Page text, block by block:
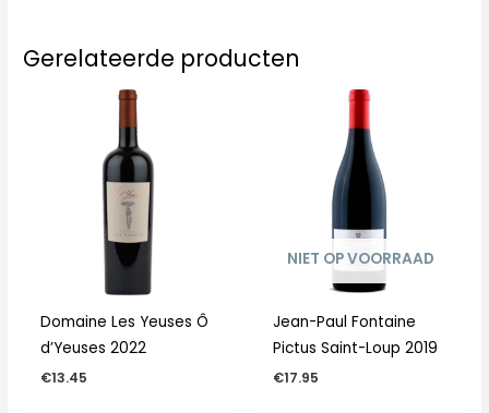
Gerelateerde producten
Domaine Les Yeuses Ô
d’Yeuses 2022
€13.45
NIET OP VOORRAAD
Jean-Paul Fontaine
Pictus Saint-Loup 2019
€17.95